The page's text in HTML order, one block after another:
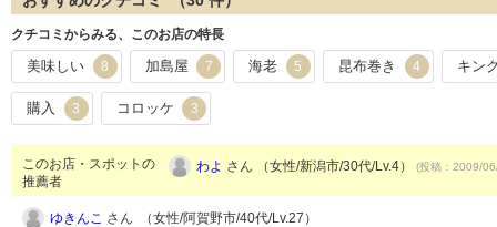
クチコミからみる、このお店の特長
美味しい 8 加島屋 7 海老 5 昆布巻き 4 キン
購入 3 コロッケ 3
このお店・スポットの
推薦者
わよ さん （女性/新潟市/30代/Lv.4） (投稿：2009/
ゆきんこ さん （女性/阿賀野市/40代/Lv.27）